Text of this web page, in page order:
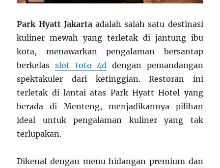
Park Hyatt Jakarta adalah salah satu destinasi
kuliner mewah yang terletak di jantung ibu
kota, menawarkan pengalaman bersantap
berkelasslot toto 4d dengan pemandangan
spektakuler dari ketinggian. Restoran ini
terletak di lantai atas Park Hyatt Hotel yang
berada di Menteng, menjadikannya pilihan
ideal untuk pengalaman kuliner yang tak
terlupakan.
Dikenal dengan menu hidangan premium dan